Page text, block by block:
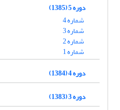
دوره 5 (1385)
شماره 4
شماره 3
شماره 2
شماره 1
دوره 4 (1384)
دوره 3 (1383)